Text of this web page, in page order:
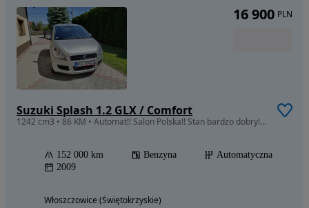
Suzuki Splash 1.2 GLX / Comfort
1242 cm3 • 86 KM • Automat!! Salon Polska!! Stan bardzo dobry!! Klima!!
152 000 km Benzyna
Automatyczna
2009
Włoszczowice (Świętokrzyskie)
16 900 PLN